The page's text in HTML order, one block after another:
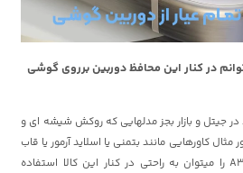
میتوانم در کنار این محافظ دوربین برروی گوشی
جیتل و بازار بجز مدلهایی که روکش شیشه ای و
کاورهایی مانند بتمنی یا اسلاید آرمور یا قاب
سیلیکونی گوشی سامسونگ A36 را میتوان به راحتی در کنار این کالا استفاده